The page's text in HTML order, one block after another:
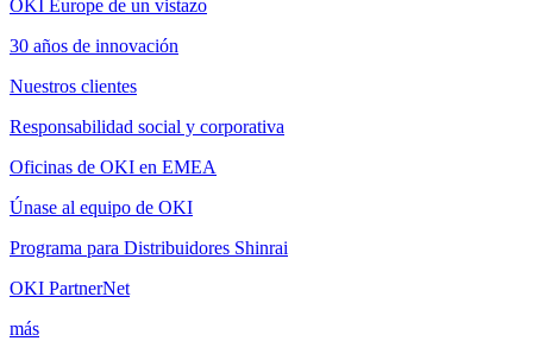
OKI Europe de un vistazo
30 años de innovación
Nuestros clientes
Responsabilidad social y corporativa
Oficinas de OKI en EMEA
Únase al equipo de OKI
Programa para Distribuidores Shinrai
OKI PartnerNet
más